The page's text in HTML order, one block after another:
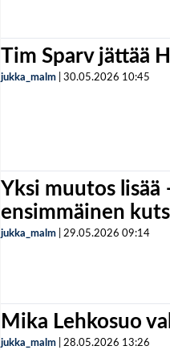
Tim Sparv jättää
jukka_malm 30.05.2026 10:45
Yksi muutos lisää
ensimmäinen
jukka_malm 29.05.2026 09:14
Mika Lehkosuo
jukka_malm 28.05.2026 13:26